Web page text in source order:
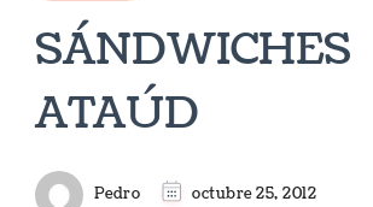
SÁNDWICHES
ATAÚD
Pedro octubre 25, 2012